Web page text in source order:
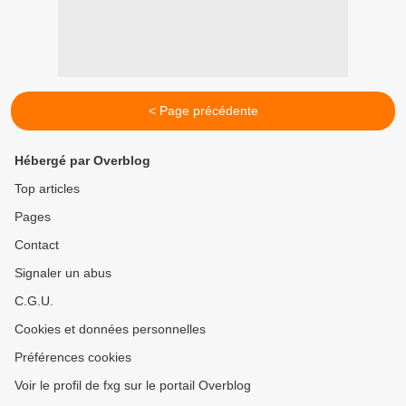
< Page précédente
Hébergé par Overblog
Top articles
Pages
Contact
Signaler un abus
C.G.U.
Cookies et données personnelles
Préférences cookies
Voir le profil de fxg sur le portail Overblog